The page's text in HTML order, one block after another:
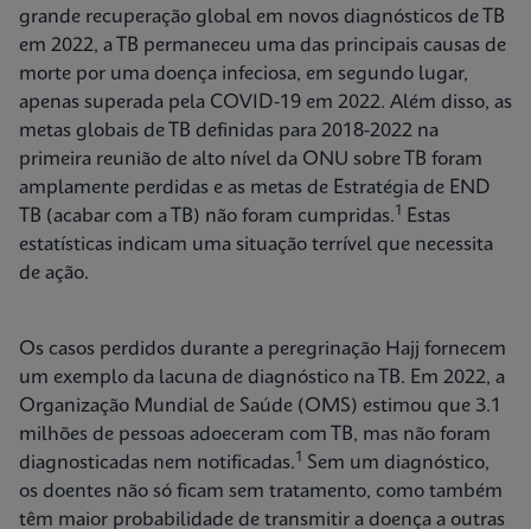
grande recuperação global em novos diagnósticos de TB
em 2022, a TB permaneceu uma das principais causas de
morte por uma doença infeciosa, em segundo lugar,
apenas superada pela COVID-19 em 2022. Além disso, as
metas globais de TB definidas para 2018-2022 na
primeira reunião de alto nível da ONU sobre TB foram
amplamente perdidas e as metas de Estratégia de END
TB (acabar com a TB) não foram cumpridas.1
Estas
estatísticas indicam uma situação terrível que necessita
de ação.
Os casos perdidos durante a peregrinação Hajj fornecem
um exemplo da lacuna de diagnóstico na TB. Em 2022, a
Organização Mundial de Saúde (OMS) estimou que 3.1
milhões de pessoas adoeceram com TB, mas não foram
diagnosticadas nem notificadas.1 Sem um diagnóstico,
os doentes não só ficam sem tratamento, como também
têm maior probabilidade de transmitir a doença a outras